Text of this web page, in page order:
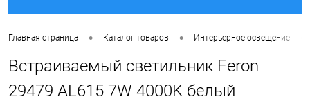
Главная страница • Каталог товаров • Интерьерное освещение
Встраиваемый светильник Feron
29479 AL615 7W 4000K белый